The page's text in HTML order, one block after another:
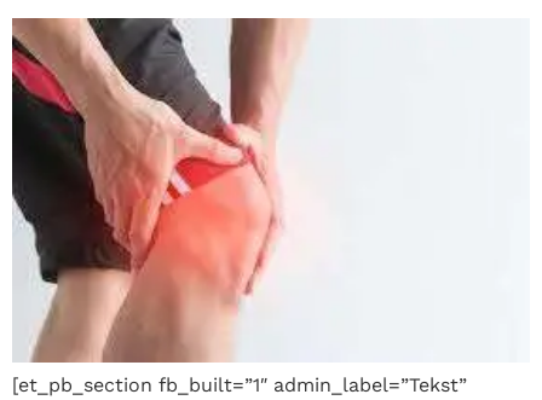
[et_pb_section fb_built=”1″ admin_label=”Tekst”